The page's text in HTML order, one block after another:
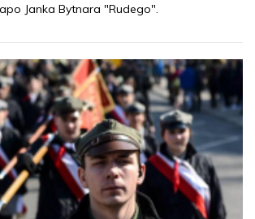
Janka Bytnara "Rudego".